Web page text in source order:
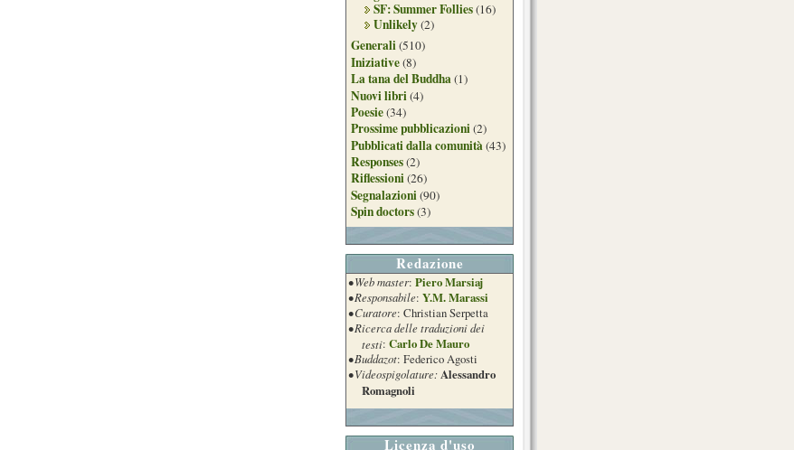
SF: Summer Follies(16)
Unlikely(2)
Generali(510)
Iniziative(8)
La tana del Buddha(1)
Nuovi libri(4)
Poesie(34)
Prossime pubblicazioni(2)
Pubblicati dalla comunità(43)
Responses(2)
Riflessioni(26)
Segnalazioni(90)
Spin doctors(3)
Redazione
• Web master: Piero Marsiaj
• Responsabile: Y.M. Marassi
• Curatore: Christian Serpetta
• Ricerca delle traduzioni dei
testi: Carlo De Mauro
• Buddazot: Federico Agosti
• Videospigolature:Alessandro
Romagnoli
Licenza d'uso